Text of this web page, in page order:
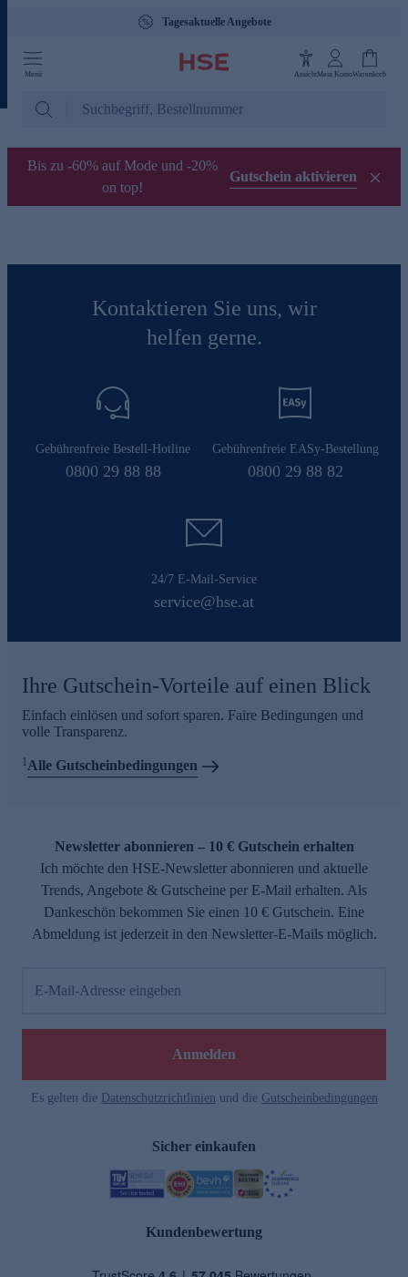
Tagesaktuelle Angebote
Menü AnsichtMein KontoWarenkorb
Bis zu -60% auf Mode und -20%
on top!
Gutschein aktivieren
Kontaktieren Sie uns, wir
helfen gerne.
Gebührenfreie Bestell-Hotline
0800 29 88 88
Gebührenfreie EASy-Bestellung
0800 29 88 82
24/7 E-Mail-Service
service@hse.at
Ihre Gutschein-Vorteile auf einen Blick
Einfach einlösen und sofort sparen. Faire Bedingungen und
volle Transparenz.
1Alle Gutscheinbedingungen
Newsletter abonnieren – 10 € Gutschein erhalten
Ich möchte den HSE-Newsletter abonnieren und aktuelle
Trends, Angebote & Gutscheine per E-Mail erhalten. Als
Dankeschön bekommen Sie einen 10 € Gutschein. Eine
Abmeldung ist jederzeit in den Newsletter-E-Mails möglich.
E-Mail-Adresse eingeben
Anmelden
Es gelten die Datenschutzrichtlinien und die Gutscheinbedingungen
Sicher einkaufen
Kundenbewertung